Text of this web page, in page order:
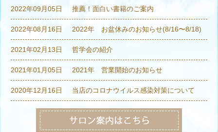
2022年09月05日 推薦！面白い書籍のご案内
2022年08月16日 2022年 お盆休みのお知らせ(8/16〜8/18)
2021年02月13日 哲学会の紹介
2021年01月05日 2021年 営業開始のお知らせ
2020年12月16日 当店のコロナウイルス感染対策について